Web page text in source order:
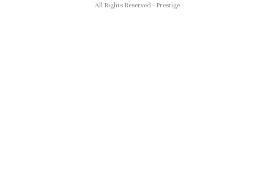
All Rights Reserved - Prestige